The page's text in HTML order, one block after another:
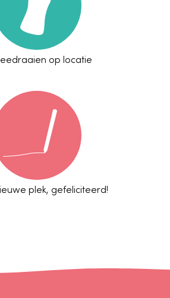
op locatie
plek, gefeliciteerd!